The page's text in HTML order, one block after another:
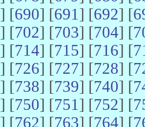
] [690] [691] [692] [
] [702] [703] [704] [
] [714] [715] [716] [
] [726] [727] [728] [
] [738] [739] [740] [
] [750] [751] [752] [
] [762] [763] [764] [